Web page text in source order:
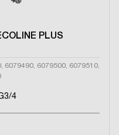
PLUS
6079490, 6079500, 6079510,
4